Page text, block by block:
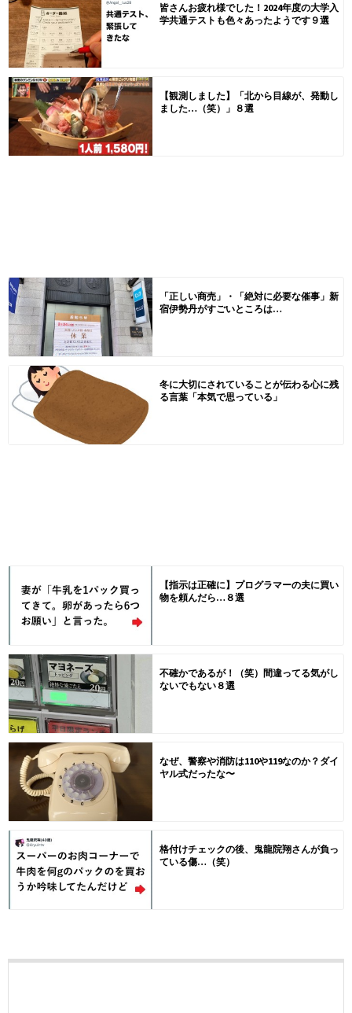
皆さんお疲れ様でした！2024年度の大学入
学共通テストも色々あったようです９選
【観測しました】「北から目線が、発動し
ました…（笑）」８選
「正しい商売」・「絶対に必要な催事」新
宿伊勢丹がすごいところは…
冬に大切にされていることが伝わる心に残
る言葉「本気で思っている」
【指示は正確に】プログラマーの夫に買い
物を頼んだら…８選
不確かであるが！（笑）間違ってる気がし
ないでもない８選
なぜ、警察や消防は110や119なのか？ダイ
ヤル式だったな〜
格付けチェックの後、鬼龍院翔さんが負っ
ている傷…（笑）